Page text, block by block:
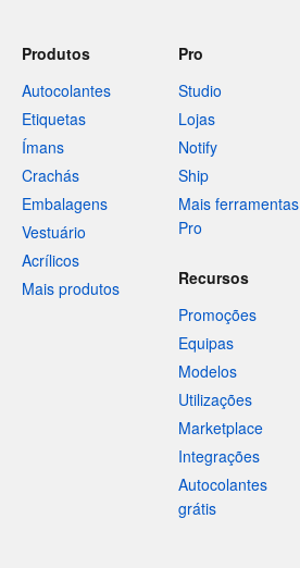
Produtos
Autocolantes
Etiquetas
Ímans
Crachás
Embalagens
Vestuário
Acrílicos
Mais produtos
Pro
Studio
Lojas
Notify
Ship
Mais ferramentas
Pro
Recursos
Promoções
Equipas
Modelos
Utilizações
Marketplace
Integrações
Autocolantes
grátis